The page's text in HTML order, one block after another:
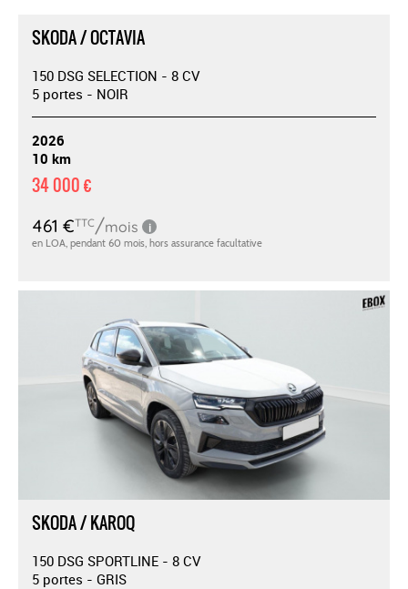
SKODA / OCTAVIA
150 DSG SELECTION - 8 CV
5 portes - NOIR
2026
10 km
34 000 €
SKODA / KAROQ
150 DSG SPORTLINE - 8 CV
5 portes - GRIS